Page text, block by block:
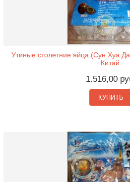
Утиные столетние яйца (Сун Хуа
Китай.
1.516,00
КУПИТЬ